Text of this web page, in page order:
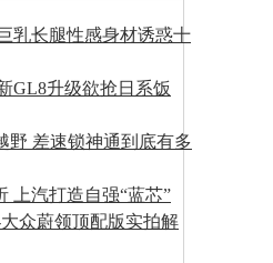
乳长腿性感身材诱惑十
GL8升级欲抢日系饭
野 差速锁神通到底有多
上汽打造自强“蓝芯”
众蔚领顶配版实拍解